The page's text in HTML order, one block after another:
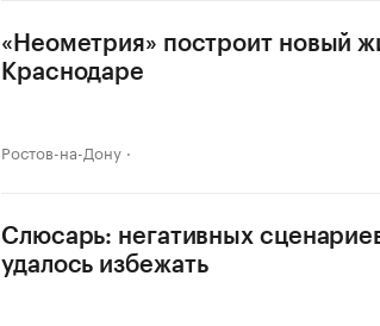
«Неометрия» построит новый
Краснодаре
Ростов-на-Дону
Слюсарь: негативных
удалось избежать